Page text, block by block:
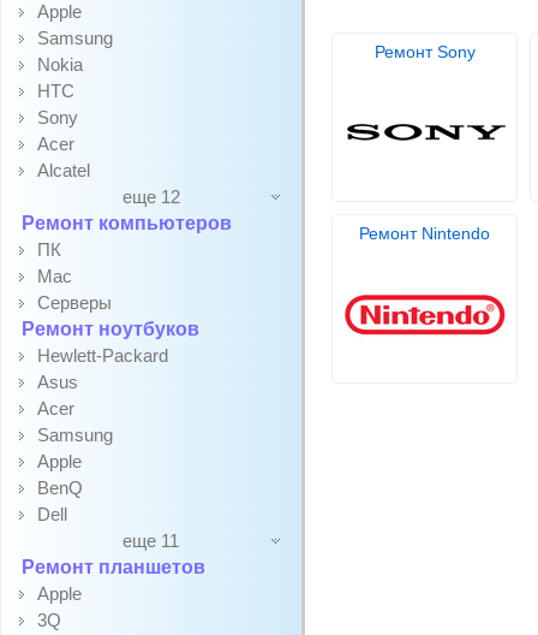
Apple
Samsung
Nokia
HTC
Sony
Acer
Alcatel
еще 12
Ремонт компьютеров
ПК
Mac
Серверы
Ремонт ноутбуков
Hewlett-Packard
Asus
Acer
Samsung
Apple
BenQ
Dell
еще 11
Ремонт планшетов
Apple
3Q
Ремонт Sony
Ремонт Nintendo